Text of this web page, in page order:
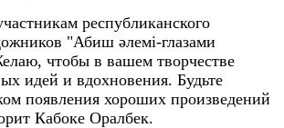
республиканского
"Абиш әлемі-глазами
чтобы в вашем творчестве
идей и вдохновения. Будьте
появления хороших произведений
Кабоке Оралбек.